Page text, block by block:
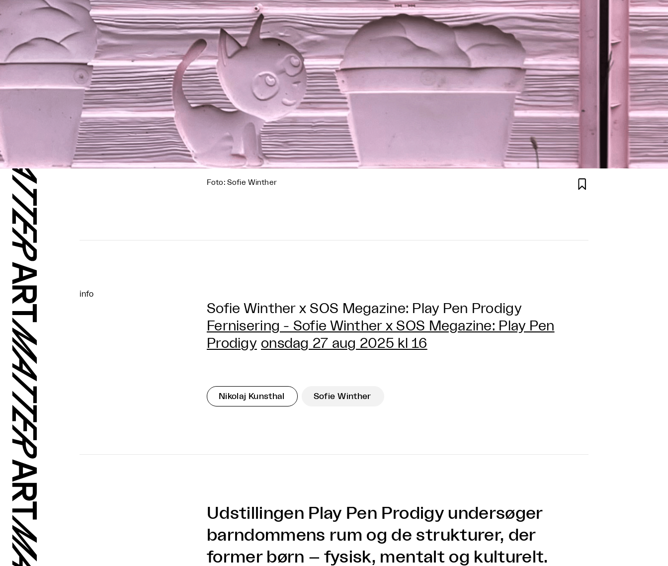
Foto: Sofie Winther 
info
Sofie Winther x SOS Megazine: Play Pen Prodigy
Fernisering - Sofie Winther x SOS Megazine: Play Pen
Prodigy onsdag 27 aug 2025 kl 16
Nikolaj Kunsthal Sofie Winther
Udstillingen Play Pen Prodigy undersøger
barndommens rum og de strukturer, der
former børn – fysisk, mentalt og kulturelt.